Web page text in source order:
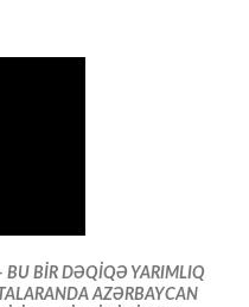
BU BİR DƏQİQƏ YARIMLIQ
AZƏRBAYCAN